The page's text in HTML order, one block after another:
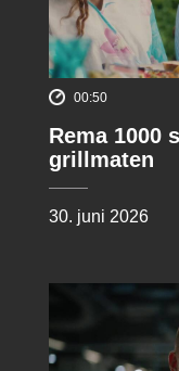
00:50
Rema 1000
grillmaten
30. juni 2026